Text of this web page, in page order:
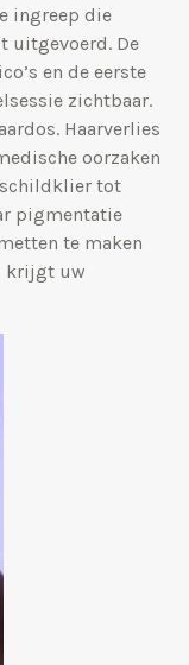
ingreep die
uitgevoerd. De
en de eerste
zichtbaar.
Haarverlies
oorzaken
tot
pigmentatie
te maken
krijgt uw